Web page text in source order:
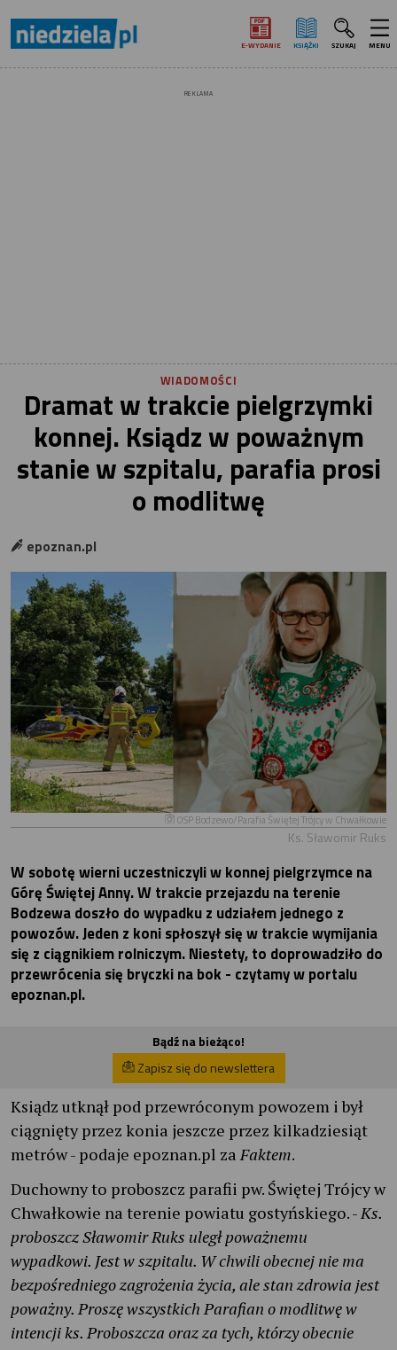
E‑WYDANIE KSIĄŻKI SZUKAJ MENU
REKLAMA
WIADOMOŚCI
Dramat w trakcie pielgrzymki
konnej. Ksiądz w poważnym
stanie w szpitalu, parafia prosi
o modlitwę
epoznan.pl
OSP Bodzewo/Parafia Świętej Trójcy w Chwałkowie
Ks. Sławomir Ruks
W sobotę wierni uczestniczyli w konnej pielgrzymce na
Górę Świętej Anny. W trakcie przejazdu na terenie
Bodzewa doszło do wypadku z udziałem jednego z
powozów. Jeden z koni spłoszył się w trakcie wymijania
się z ciągnikiem rolniczym. Niestety, to doprowadziło do
przewrócenia się bryczki na bok - czytamy w portalu
epoznan.pl.
Bądź na bieżąco!
Zapisz się do newslettera
Ksiądz utknął pod przewróconym powozem i był
ciągnięty przez konia jeszcze przez kilkadziesiąt
metrów - podaje epoznan.pl za Faktem.
Duchowny to proboszcz parafii pw. Świętej Trójcy w
Chwałkowie na terenie powiatu gostyńskiego. - Ks.
proboszcz Sławomir Ruks uległ poważnemu
wypadkowi. Jest w szpitalu. W chwili obecnej nie ma
bezpośredniego zagrożenia życia, ale stan zdrowia jest
poważny. Proszę wszystkich Parafian o modlitwę w
intencji ks. Proboszcza oraz za tych, którzy obecnie